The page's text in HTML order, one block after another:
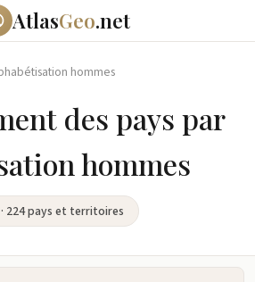
AtlasGeo.net
hommes
des pays par
hommes
224 pays et territoires